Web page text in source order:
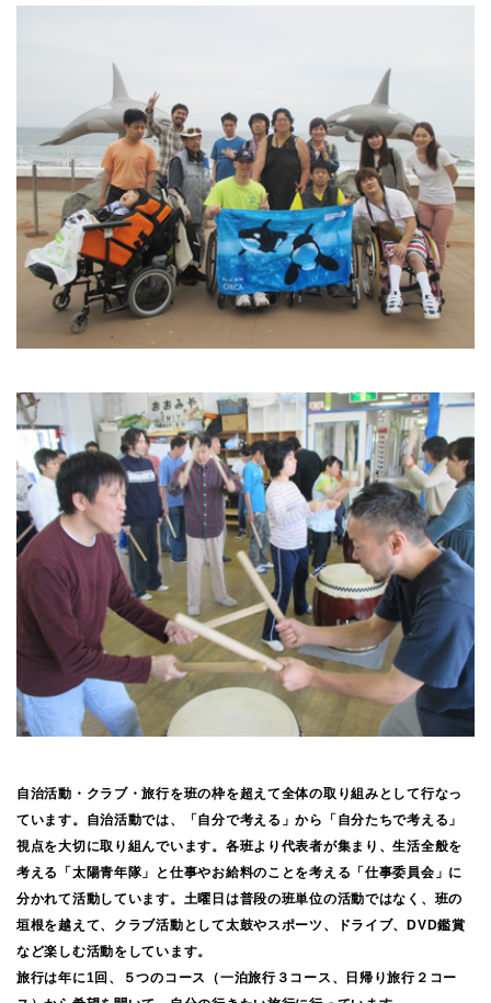
自治活動・クラブ・旅行を班の枠を超えて全体の取り組みとして行なっ
ています。自治活動では、「自分で考える」から「自分たちで考える」
視点を大切に取り組んでいます。各班より代表者が集まり、生活全般を
考える「太陽青年隊」と仕事やお給料のことを考える「仕事委員会」に
分かれて活動しています。土曜日は普段の班単位の活動ではなく、班の
垣根を越えて、クラブ活動として太鼓やスポーツ、ドライブ、DVD鑑賞
など楽しむ活動をしています。
旅行は年に1回、５つのコース（一泊旅行３コース、日帰り旅行２コー